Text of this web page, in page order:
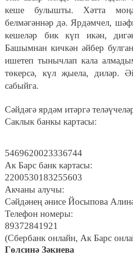
кеше булышты. Хәтта
белмәгәннәр дә. Ярдәмчел,
кешеләр бик күп икән,
Башымнан кичкән әйбер
ишетеп тынычлап кала
төкерсә, күл җыела, диләр.
сабыйга.
Сәйдәгә ярдәм итәргә
Саклык банкы картасы:
5469620023336744
Ак Барс банк картасы:
2200530183255603
Акчаны алучы:
Сәйдәнең әнисе Йосыпова
Телефон номеры:
89372841921
(Сбербанк онлайн, Ак Барс
Гөлсинә Зәкиева